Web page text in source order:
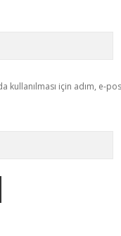
kullanılması için adım, e-